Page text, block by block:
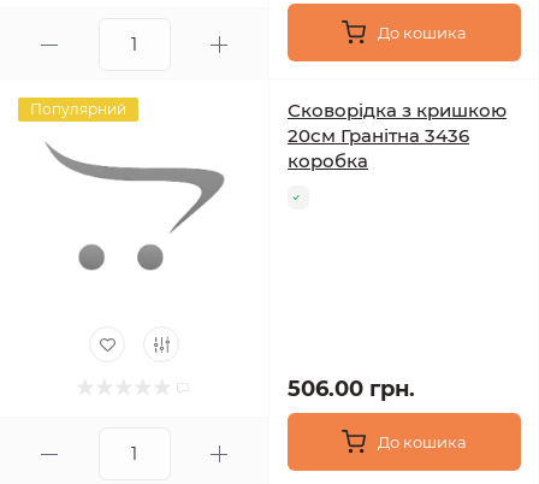
До кошика
Популярний
Сковорідка з кришкою
20см Гранітна 3436
коробка
506.00 грн.
До кошика